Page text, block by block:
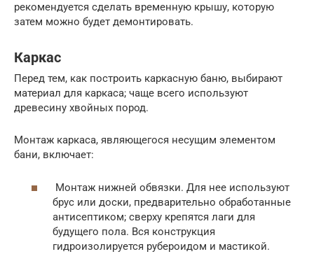
рекомендуется сделать временную крышу, которую
затем можно будет демонтировать.
Каркас
Перед тем, как построить каркасную баню, выбирают
материал для каркаса; чаще всего используют
древесину хвойных пород.
Монтаж каркаса, являющегося несущим элементом
бани, включает:
Монтаж нижней обвязки. Для нее используют
брус или доски, предварительно обработанные
антисептиком; сверху крепятся лаги для
будущего пола. Вся конструкция
гидроизолируется рубероидом и мастикой.